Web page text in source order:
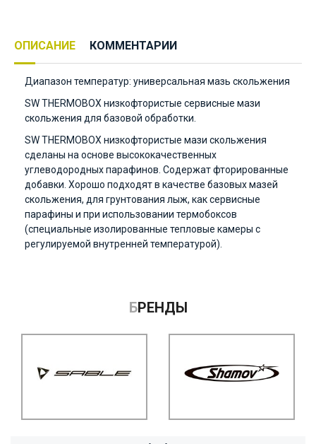
ОПИСАНИЕ КОММЕНТАРИИ
Диапазон температур: универсальная мазь скольжения
SW THERMOBOX низкофтористые сервисные мази
скольжения для базовой обработки.
SW THERMOBOX низкофтористые мази скольжения
сделаны на основе высококачественных
углеводородных парафинов. Содержат фторированные
добавки. Хорошо подходят в качестве базовых мазей
скольжения, для грунтования лыж, как сервисные
парафины и при использовании термобоксов
(специальные изолированные тепловые камеры с
регулируемой внутренней температурой).
БРЕНДЫ